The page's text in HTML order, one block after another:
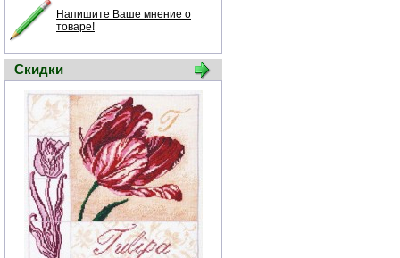
Напишите Ваше мнение о
товаре!
Скидки